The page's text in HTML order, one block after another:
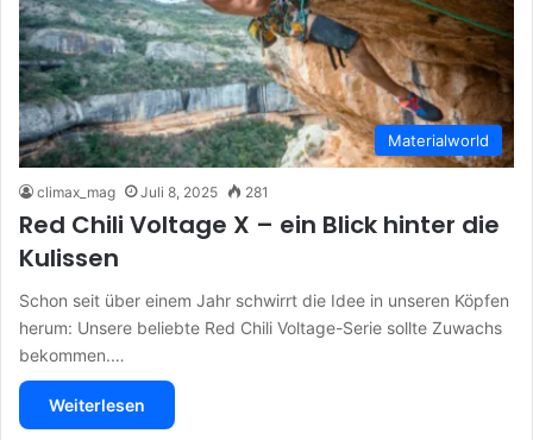
Materialworld
climax_mag Juli 8, 2025 281
Red Chili Voltage X – ein Blick hinter die
Kulissen
Schon seit über einem Jahr schwirrt die Idee in unseren Köpfen
herum: Unsere beliebte Red Chili Voltage-Serie sollte Zuwachs
bekommen.…
Weiterlesen